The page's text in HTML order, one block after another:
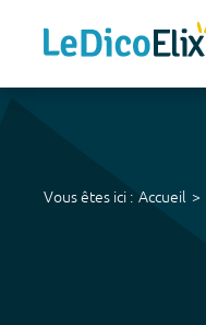
Vous êtes ici : Accueil